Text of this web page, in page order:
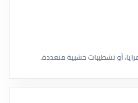
أو تشطيبات خشبية متعددة.